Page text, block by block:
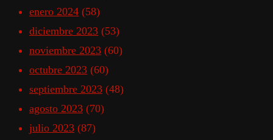
enero 2024 (58)
diciembre 2023 (53)
noviembre 2023 (60)
octubre 2023 (60)
septiembre 2023 (48)
agosto 2023 (70)
julio 2023 (87)